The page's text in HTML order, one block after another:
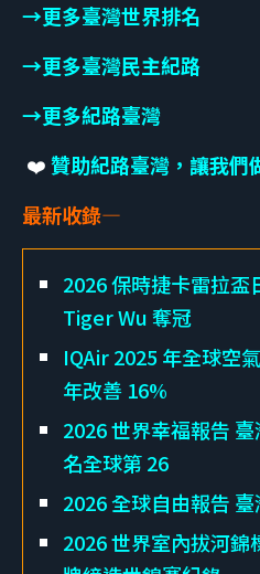
→更多臺灣世界排名
→更多臺灣民主紀路
→更多紀路臺灣
❤️贊助紀路臺灣，讓我們
最新收錄—
2026 保時捷卡雷拉盃
Tiger Wu 奪冠
IQAir 2025 年全球空
年改善 16%
2026 世界幸福報告
名全球第 26
2026 全球自由報告
2026 世界室內拔河錦